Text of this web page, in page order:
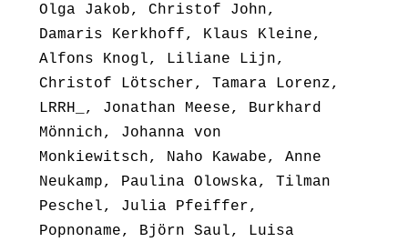
Olga Jakob, Christof John,
Damaris Kerkhoff, Klaus Kleine,
Alfons Knogl, Liliane Lijn,
Christof Lötscher, Tamara Lorenz,
LRRH_, Jonathan Meese, Burkhard
Mönnich, Johanna von
Monkiewitsch, Naho Kawabe, Anne
Neukamp, Paulina Olowska, Tilman
Peschel, Julia Pfeiffer,
Popnoname, Björn Saul, Luisa